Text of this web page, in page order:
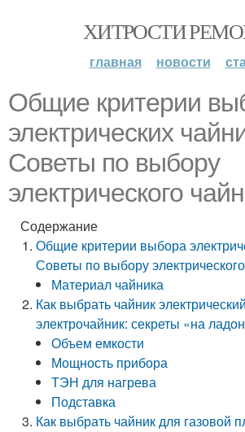
ХИТРОСТИ
главная новости
Общие критерии
электрических
Советы по выбору
электрического
Содержание
Общие критерии выбора
Советы по выбору
Материал чайника
Как выбрать чайник
электрочайник: секреты «на
Объем емкости
Мощность прибора
ТЭН для нагрева
Подставка
Как выбрать чайник для газовой